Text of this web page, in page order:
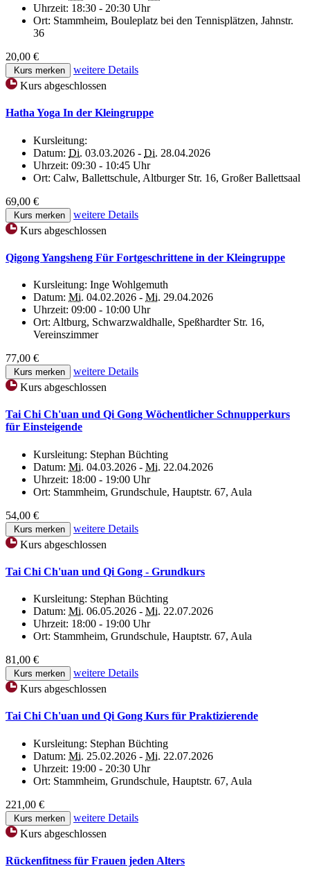
Uhrzeit: 18:30 - 20:30 Uhr
Ort: Stammheim, Bouleplatz bei den Tennisplätzen, Jahnstr.
36
20,00 €
Kurs merken
weitere Details
Kurs abgeschlossen
Hatha Yoga In der Kleingruppe
Kursleitung:
Datum: Di. 03.03.2026 - Di. 28.04.2026
Uhrzeit: 09:30 - 10:45 Uhr
Ort: Calw, Ballettschule, Altburger Str. 16, Großer Ballettsaal
69,00 €
Kurs merken
weitere Details
Kurs abgeschlossen
Qigong Yangsheng Für Fortgeschrittene in der Kleingruppe
Kursleitung: Inge Wohlgemuth
Datum: Mi. 04.02.2026 - Mi. 29.04.2026
Uhrzeit: 09:00 - 10:00 Uhr
Ort: Altburg, Schwarzwaldhalle, Speßhardter Str. 16,
Vereinszimmer
77,00 €
Kurs merken
weitere Details
Kurs abgeschlossen
Tai Chi Ch'uan und Qi Gong Wöchentlicher Schnupperkurs
für Einsteigende
Kursleitung: Stephan Büchting
Datum: Mi. 04.03.2026 - Mi. 22.04.2026
Uhrzeit: 18:00 - 19:00 Uhr
Ort: Stammheim, Grundschule, Hauptstr. 67, Aula
54,00 €
Kurs merken
weitere Details
Kurs abgeschlossen
Tai Chi Ch'uan und Qi Gong - Grundkurs
Kursleitung: Stephan Büchting
Datum: Mi. 06.05.2026 - Mi. 22.07.2026
Uhrzeit: 18:00 - 19:00 Uhr
Ort: Stammheim, Grundschule, Hauptstr. 67, Aula
81,00 €
Kurs merken
weitere Details
Kurs abgeschlossen
Tai Chi Ch'uan und Qi Gong Kurs für Praktizierende
Kursleitung: Stephan Büchting
Datum: Mi. 25.02.2026 - Mi. 22.07.2026
Uhrzeit: 19:00 - 20:30 Uhr
Ort: Stammheim, Grundschule, Hauptstr. 67, Aula
221,00 €
Kurs merken
weitere Details
Kurs abgeschlossen
Rückenfitness für Frauen jeden Alters